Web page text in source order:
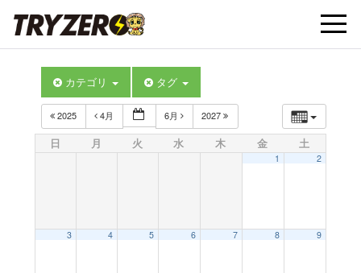
t
カテゴリ タグ
2025 4月 6月 2027
日 月 火 水 木 金 土
1 2
3 4 5 6 7 8 9